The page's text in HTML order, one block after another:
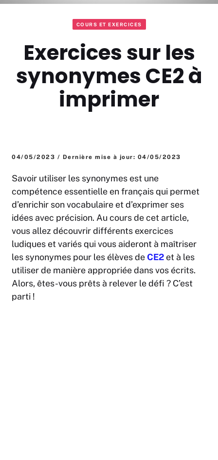
COURS ET EXERCICES
Exercices sur les
synonymes CE2 à
imprimer
04/05/2023 / Dernière mise à jour: 04/05/2023
Savoir utiliser les synonymes est une
compétence essentielle en français qui permet
d’enrichir son vocabulaire et d’exprimer ses
idées avec précision. Au cours de cet article,
vous allez découvrir différents exercices
ludiques et variés qui vous aideront à maîtriser
les synonymes pour les élèves deCE2 et à les
utiliser de manière appropriée dans vos écrits.
Alors, êtes-vous prêts à relever le défi ? C’est
parti !